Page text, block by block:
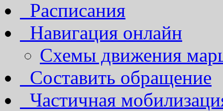
Расписания
Навигация онлайн
Схемы движения
Составить обращение
Частичная